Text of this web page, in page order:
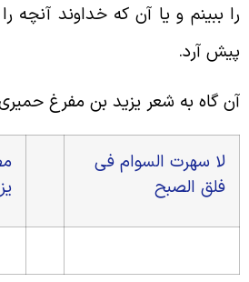
ببينم و يا آن كه خداوند آنچه
آرد.
گاه به شعر يزيد بن مفرغ
لا سهرت السوام فى
فلق الصبح